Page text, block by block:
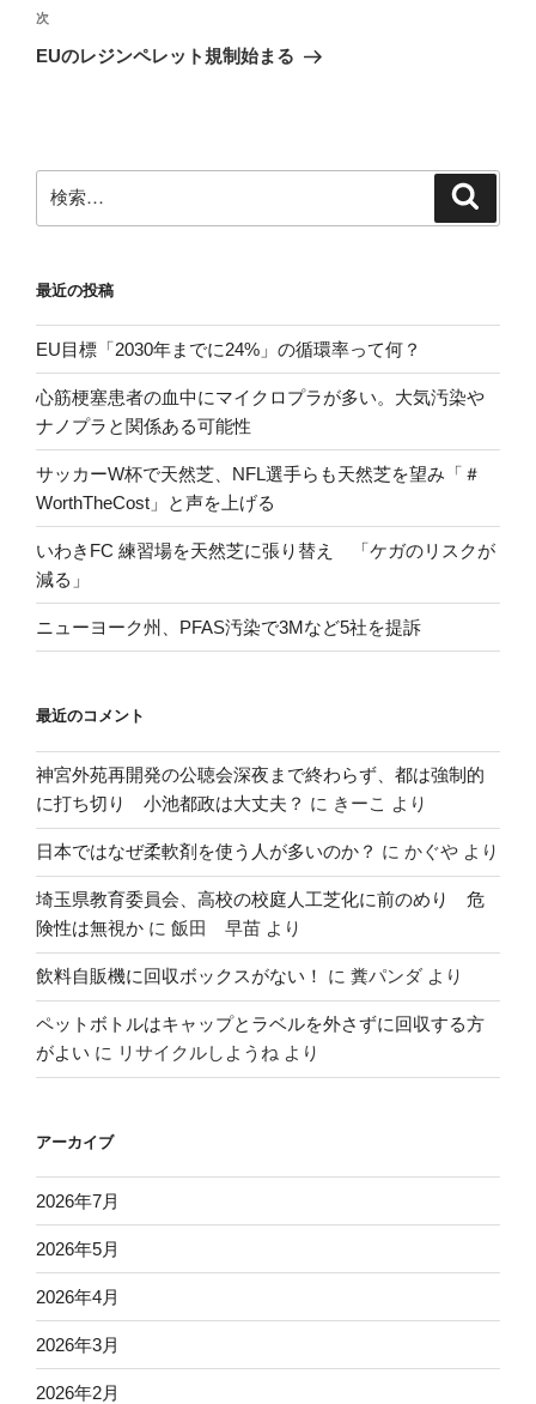
ゲ
ー
次
の
次
EUのレジンペレット規制始まる
索:
最近の投稿
EU目標「2030年までに24%」の循環率って何？
心筋梗塞患者の血中にマイクロプラが多い。大気汚染や
ナノプラと関係ある可能性
サッカーW杯で天然芝、NFL選手らも天然芝を望み「＃
WorthTheCost」と声を上げる
いわきFC 練習場を天然芝に張り替え 「ケガのリスクが
減る」
ニューヨーク州、PFAS汚染で3Mなど5社を提訴
最近のコメント
神宮外苑再開発の公聴会深夜まで終わらず、都は強制的
に打ち切り 小池都政は大丈夫？ に きーこ より
日本ではなぜ柔軟剤を使う人が多いのか？ に かぐや より
埼玉県教育委員会、高校の校庭人工芝化に前のめり 危
険性は無視か に 飯田 早苗 より
飲料自販機に回収ボックスがない！ に 糞パンダ より
ペットボトルはキャップとラベルを外さずに回収する方
がよい に リサイクルしようね より
アーカイブ
2026年7月
2026年5月
2026年4月
2026年3月
2026年2月